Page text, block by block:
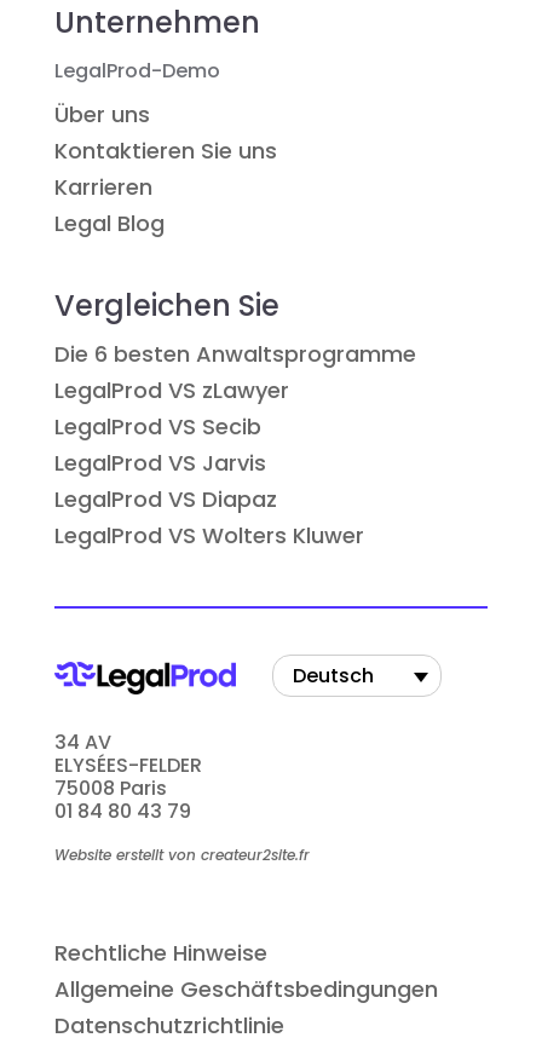
Unternehmen
LegalProd-Demo
Über uns
Kontaktieren Sie uns
Karrieren
Legal Blog
Vergleichen Sie
Die 6 besten Anwaltsprogramme
LegalProd VS zLawyer
LegalProd VS Secib
LegalProd VS Jarvis
LegalProd VS Diapaz
LegalProd VS Wolters Kluwer
34 AV
ELYSÉES-FELDER
75008 Paris
01 84 80 43 79
Website erstellt von createur2site.fr
Deutsch
Rechtliche Hinweise
Allgemeine Geschäftsbedingungen
Datenschutzrichtlinie